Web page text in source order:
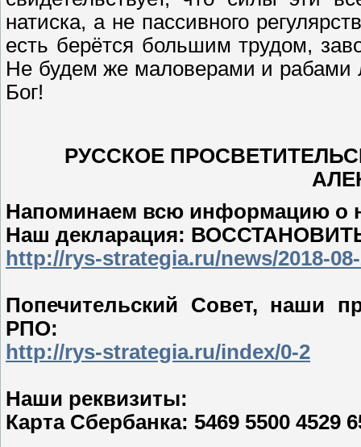
натиска, а не пассивного
есть берётся большим трудом,
Не будем же маловерами и
Бог!
РУССКОЕ
Напоминаем всю информацию о
Наш декларация:
http://rys-strategia.ru/news/2018-
Попечительский Совет, наши
РПО:
http://rys-strategia.ru/index/0-2
Наши реквизиты:
Карта Сбербанка: 5469 5500 4529